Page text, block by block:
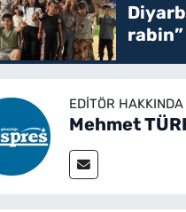
rabin”
EDITÖR HAKKINDA
Mehmet